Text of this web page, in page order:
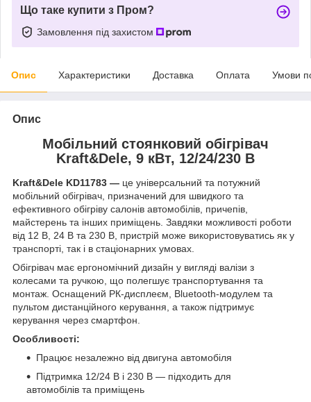
Що таке купити з Пром?
Замовлення під захистом
Опис Характеристики Доставка Оплата Умови
Опис
Мобільний стоянковий обігрівач
Kraft&Dele, 9 кВт, 12/24/230 В
Kraft&Dele KD11783 — це універсальний та потужний
мобільний обігрівач, призначений для швидкого та
ефективного обігріву салонів автомобілів, причепів,
майстерень та інших приміщень. Завдяки можливості роботи
від 12 В, 24 В та 230 В, пристрій може використовуватись як у
транспорті, так і в стаціонарних умовах.
Обігрівач має ергономічний дизайн у вигляді валізи з
колесами та ручкою, що полегшує транспортування та
монтаж. Оснащений РК-дисплеєм, Bluetooth-модулем та
пультом дистанційного керування, а також підтримує
керування через смартфон.
Особливості:
Працює незалежно від двигуна автомобіля
Підтримка 12/24 В і 230 В — підходить для
автомобілів та приміщень